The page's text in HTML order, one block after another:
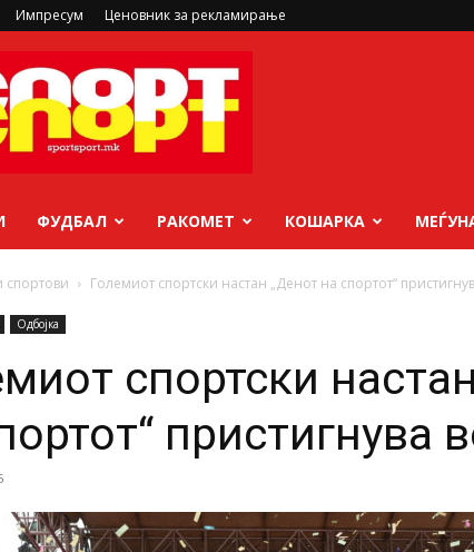
Импресум Ценовник за рекламирање
ФУДБАЛ РАКОМЕТ КОШАРКА
спортови Големиот спортски настан „Денот на спортот“
Одбојка
спортски
пристигнува